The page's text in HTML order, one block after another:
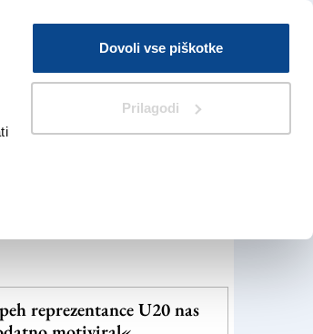
Dovoli vse piškotke
Prilagodi
V Kioskih
Iskanje
reprezentance U20 nas